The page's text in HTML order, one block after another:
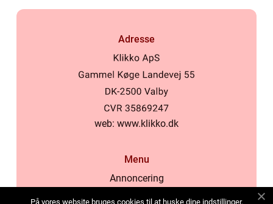
Adresse
web: www.klikko.dk
Menu
Annoncering
På vores website bruges cookies til at huske dine indstillinger,